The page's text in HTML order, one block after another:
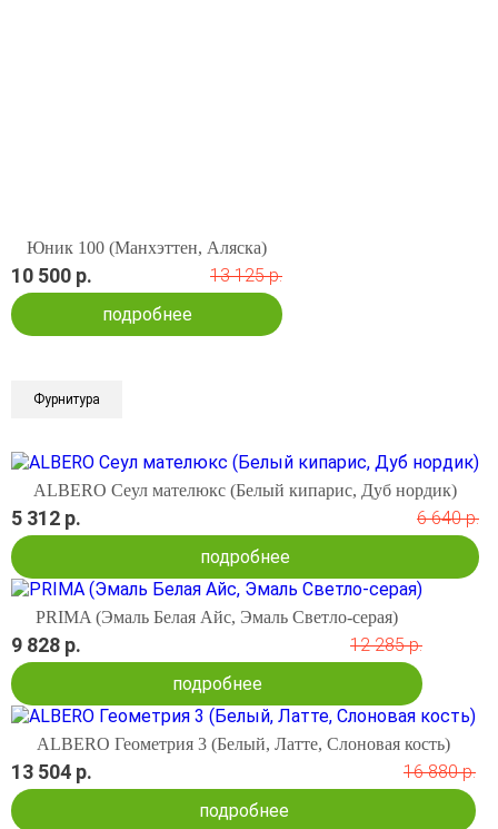
Юник 100 (Манхэттен, Аляска)
10 500 р.
13 125 р.
подробнее
Фурнитура
ALBERO Сеул мателюкс (Белый кипарис, Дуб нордик)
5 312 р.
6 640 р.
подробнее
PRIMA (Эмаль Белая Айс, Эмаль Светло-серая)
9 828 р.
12 285 р.
подробнее
ALBERO Геометрия 3 (Белый, Латте, Слоновая кость)
13 504 р.
16 880 р.
подробнее